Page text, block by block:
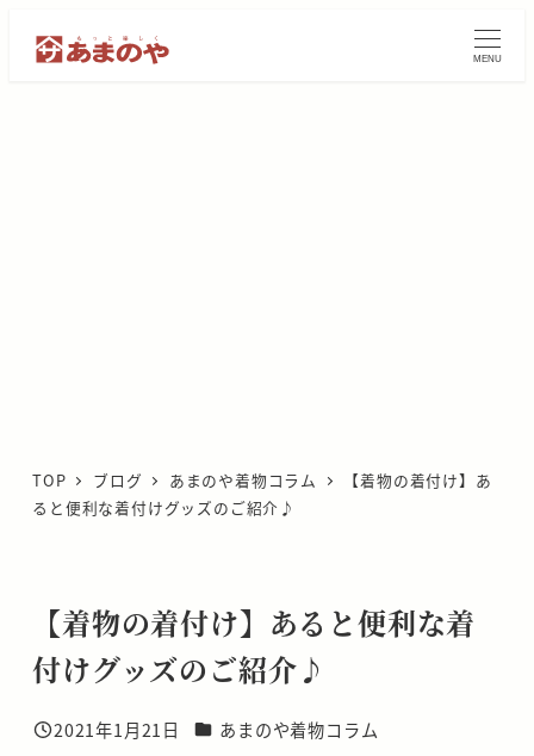
MENU
TOP ブログ あまのや着物コラム
【着物の着付け】あ
ると便利な着付けグッズのご紹介♪
【着物の着付け】あると便利な着
付けグッズのご紹介♪
投稿日
2021年1月21日 カテゴリー
あまのや着物コラム